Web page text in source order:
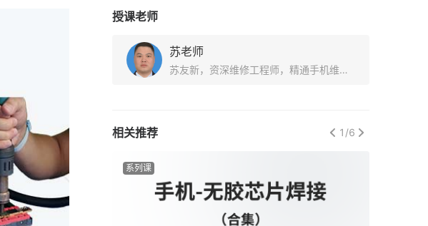
授课老师
苏老师
苏友新，资深维修工程师，精通手机维修，手机屏幕爆屏修复，从事智能手机维修技术开发和培训。
相关推荐 1 /6
系列课